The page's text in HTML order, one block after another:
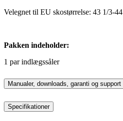
Velegnet til EU skostørrelse: 43 1/3-44
Pakken indeholder:
1 par indlægssåler
Manualer, downloads, garanti og support
Specifikationer